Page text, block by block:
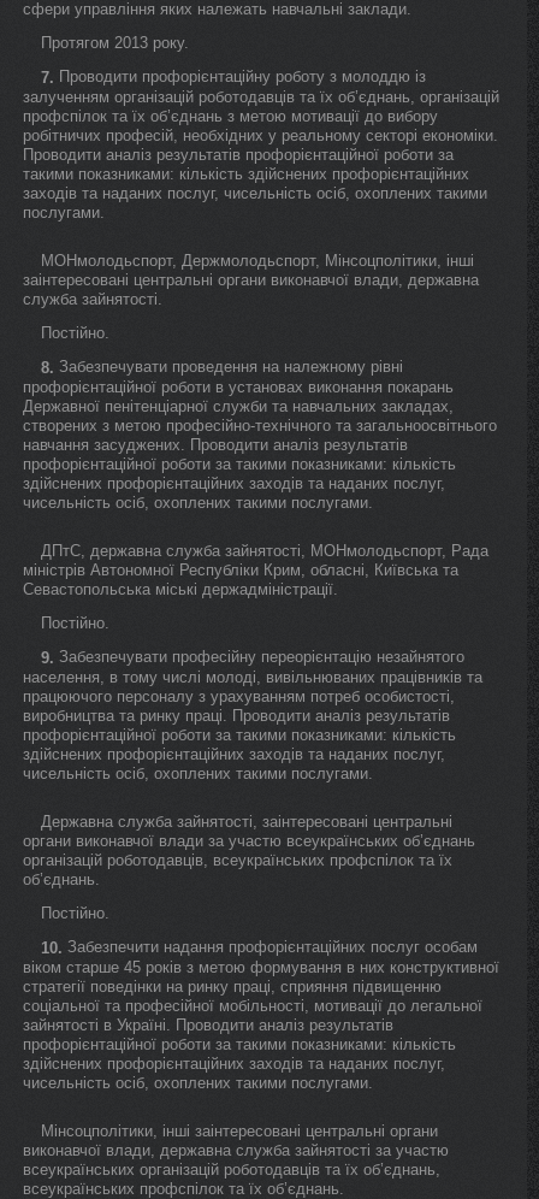
сфери управління яких належать навчальні заклади.
Протягом 2013 року.
7. Проводити профорієнтаційну роботу з молоддю із
залученням організацій роботодавців та їх об’єднань, організацій
профспілок та їх об’єднань з метою мотивації до вибору
робітничих професій, необхідних у реальному секторі економіки.
Проводити аналіз результатів профорієнтаційної роботи за
такими показниками: кількість здійснених профорієнтаційних
заходів та наданих послуг, чисельність осіб, охоплених такими
послугами.
МОНмолодьспорт, Держмолодьспорт, Мінсоцполітики, інші
заінтересовані центральні органи виконавчої влади, державна
служба зайнятості.
Постійно.
8. Забезпечувати проведення на належному рівні
профорієнтаційної роботи в установах виконання покарань
Державної пенітенціарної служби та навчальних закладах,
створених з метою професійно-технічного та загальноосвітнього
навчання засуджених. Проводити аналіз результатів
профорієнтаційної роботи за такими показниками: кількість
здійснених профорієнтаційних заходів та наданих послуг,
чисельність осіб, охоплених такими послугами.
ДПтС, державна служба зайнятості, МОНмолодьспорт, Рада
міністрів Автономної Республіки Крим, обласні, Київська та
Севастопольська міські держадміністрації.
Постійно.
9. Забезпечувати професійну переорієнтацію незайнятого
населення, в тому числі молоді, вивільнюваних працівників та
працюючого персоналу з урахуванням потреб особистості,
виробництва та ринку праці. Проводити аналіз результатів
профорієнтаційної роботи за такими показниками: кількість
здійснених профорієнтаційних заходів та наданих послуг,
чисельність осіб, охоплених такими послугами.
Державна служба зайнятості, заінтересовані центральні
органи виконавчої влади за участю всеукраїнських об’єднань
організацій роботодавців, всеукраїнських профспілок та їх
об’єднань.
Постійно.
10. Забезпечити надання профорієнтаційних послуг особам
віком старше 45 років з метою формування в них конструктивної
стратегії поведінки на ринку праці, сприяння підвищенню
соціальної та професійної мобільності, мотивації до легальної
зайнятості в Україні. Проводити аналіз результатів
профорієнтаційної роботи за такими показниками: кількість
здійснених профорієнтаційних заходів та наданих послуг,
чисельність осіб, охоплених такими послугами.
Мінсоцполітики, інші заінтересовані центральні органи
виконавчої влади, державна служба зайнятості за участю
всеукраїнських організацій роботодавців та їх об’єднань,
всеукраїнських профспілок та їх об’єднань.